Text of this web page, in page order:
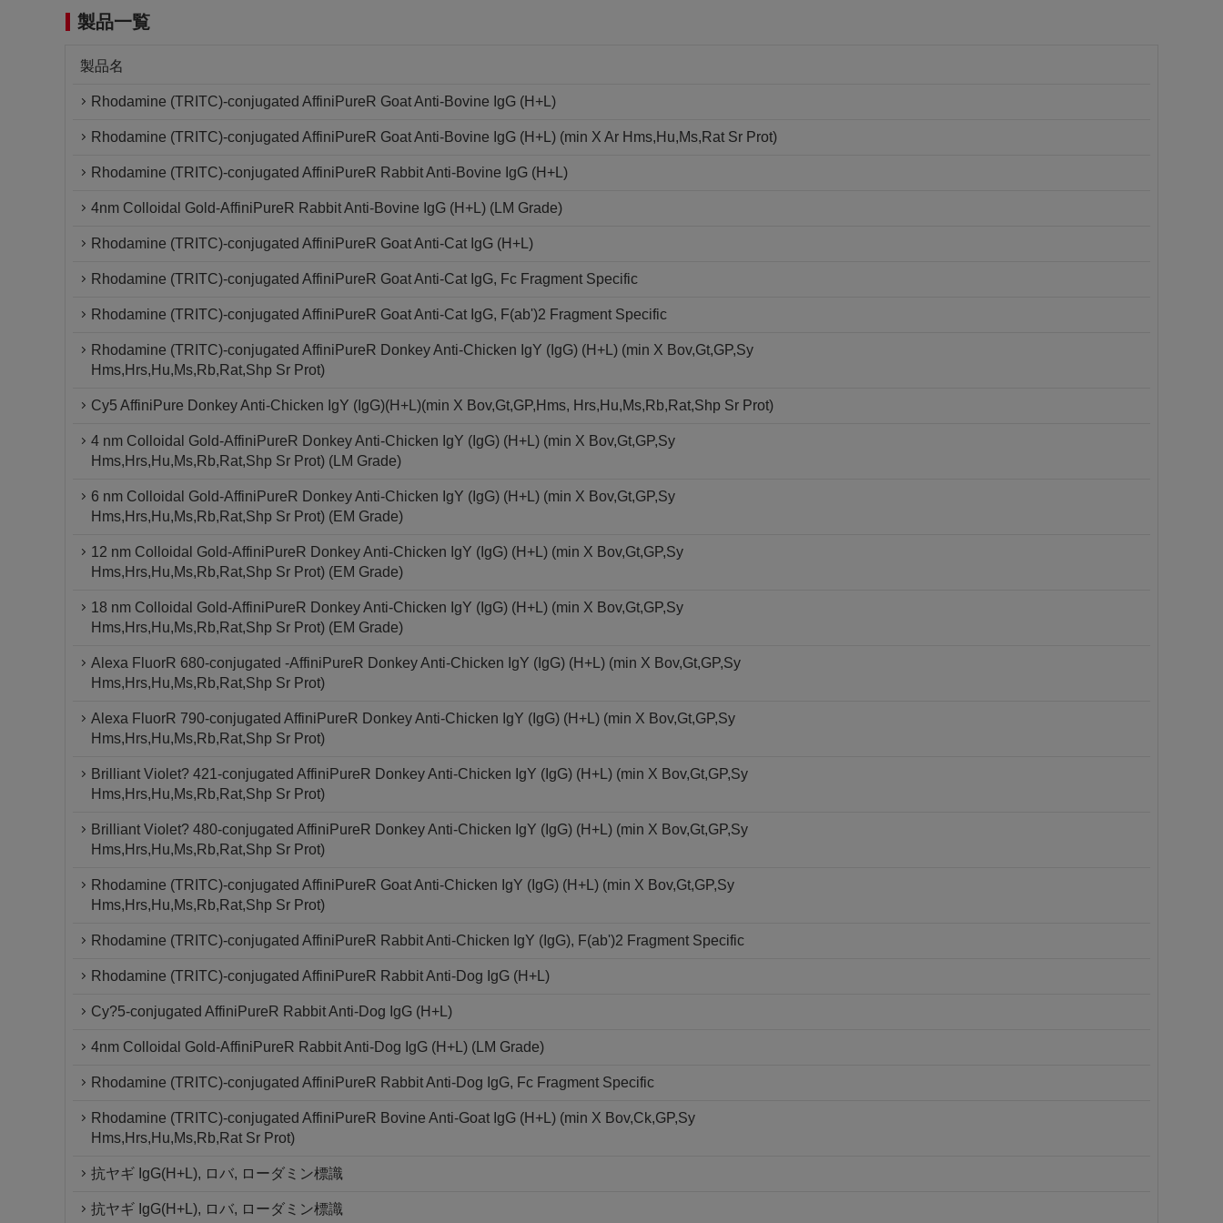
製品一覧
製品名
Rhodamine (TRITC)-conjugated AffiniPureR Goat Anti-Bovine IgG (H+L)
Rhodamine (TRITC)-conjugated AffiniPureR Goat Anti-Bovine IgG (H+L) (min X Ar Hms,Hu,Ms,Rat Sr Prot)
Rhodamine (TRITC)-conjugated AffiniPureR Rabbit Anti-Bovine IgG (H+L)
4nm Colloidal Gold-AffiniPureR Rabbit Anti-Bovine IgG (H+L) (LM Grade)
Rhodamine (TRITC)-conjugated AffiniPureR Goat Anti-Cat IgG (H+L)
Rhodamine (TRITC)-conjugated AffiniPureR Goat Anti-Cat IgG, Fc Fragment Specific
Rhodamine (TRITC)-conjugated AffiniPureR Goat Anti-Cat IgG, F(ab')2 Fragment Specific
Rhodamine (TRITC)-conjugated AffiniPureR Donkey Anti-Chicken IgY (IgG) (H+L) (min X Bov,Gt,GP,Sy
Hms,Hrs,Hu,Ms,Rb,Rat,Shp Sr Prot)
Cy5 AffiniPure Donkey Anti-Chicken IgY (IgG)(H+L)(min X Bov,Gt,GP,Hms, Hrs,Hu,Ms,Rb,Rat,Shp Sr Prot)
4 nm Colloidal Gold-AffiniPureR Donkey Anti-Chicken IgY (IgG) (H+L) (min X Bov,Gt,GP,Sy
Hms,Hrs,Hu,Ms,Rb,Rat,Shp Sr Prot) (LM Grade)
6 nm Colloidal Gold-AffiniPureR Donkey Anti-Chicken IgY (IgG) (H+L) (min X Bov,Gt,GP,Sy
Hms,Hrs,Hu,Ms,Rb,Rat,Shp Sr Prot) (EM Grade)
12 nm Colloidal Gold-AffiniPureR Donkey Anti-Chicken IgY (IgG) (H+L) (min X Bov,Gt,GP,Sy
Hms,Hrs,Hu,Ms,Rb,Rat,Shp Sr Prot) (EM Grade)
18 nm Colloidal Gold-AffiniPureR Donkey Anti-Chicken IgY (IgG) (H+L) (min X Bov,Gt,GP,Sy
Hms,Hrs,Hu,Ms,Rb,Rat,Shp Sr Prot) (EM Grade)
Alexa FluorR 680-conjugated -AffiniPureR Donkey Anti-Chicken IgY (IgG) (H+L) (min X Bov,Gt,GP,Sy
Hms,Hrs,Hu,Ms,Rb,Rat,Shp Sr Prot)
Alexa FluorR 790-conjugated AffiniPureR Donkey Anti-Chicken IgY (IgG) (H+L) (min X Bov,Gt,GP,Sy
Hms,Hrs,Hu,Ms,Rb,Rat,Shp Sr Prot)
Brilliant Violet? 421-conjugated AffiniPureR Donkey Anti-Chicken IgY (IgG) (H+L) (min X Bov,Gt,GP,Sy
Hms,Hrs,Hu,Ms,Rb,Rat,Shp Sr Prot)
Brilliant Violet? 480-conjugated AffiniPureR Donkey Anti-Chicken IgY (IgG) (H+L) (min X Bov,Gt,GP,Sy
Hms,Hrs,Hu,Ms,Rb,Rat,Shp Sr Prot)
Rhodamine (TRITC)-conjugated AffiniPureR Goat Anti-Chicken IgY (IgG) (H+L) (min X Bov,Gt,GP,Sy
Hms,Hrs,Hu,Ms,Rb,Rat,Shp Sr Prot)
Rhodamine (TRITC)-conjugated AffiniPureR Rabbit Anti-Chicken IgY (IgG), F(ab')2 Fragment Specific
Rhodamine (TRITC)-conjugated AffiniPureR Rabbit Anti-Dog IgG (H+L)
Cy?5-conjugated AffiniPureR Rabbit Anti-Dog IgG (H+L)
4nm Colloidal Gold-AffiniPureR Rabbit Anti-Dog IgG (H+L) (LM Grade)
Rhodamine (TRITC)-conjugated AffiniPureR Rabbit Anti-Dog IgG, Fc Fragment Specific
Rhodamine (TRITC)-conjugated AffiniPureR Bovine Anti-Goat IgG (H+L) (min X Bov,Ck,GP,Sy
Hms,Hrs,Hu,Ms,Rb,Rat Sr Prot)
抗ヤギ IgG(H+L), ロバ, ローダミン標識
抗ヤギ IgG(H+L), ロバ, ローダミン標識